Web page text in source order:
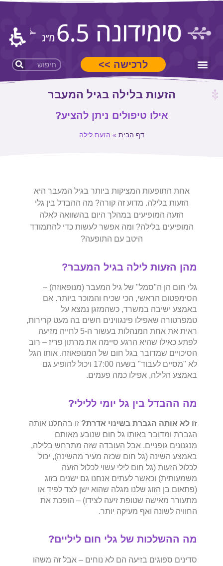
לרכישה >>
הזעות בלילה בגיל המעבר
אילו טיפולים ניתן להציע?
דף הבית » הזעת לילה
אחת התופעות המציקות ביותר בגיל המעבר היא
הזעות בלילה. מדוע זה קורה? מה ההבדל בין גלי
הזעה המופיעים במהלך היום בהשוואה לאלה
המופיעים בלילה? ומה אפשר לעשות כדי להתמודד
היטב עם התופעה?
מהן הזעות לילה בגיל המעבר?
גלי חום הן ה"סמל" של גיל המעבר (מנופאוזה) –
הסימפטום הראשי, הכי שכיח והמוכר ביותר. אם
באמצע ישיבה במשרד, כשהמזגן נמצא על
טמפרטורה שאפילו פינגווינים חשים בה מעט קרירות,
ראית את אחת המנהלות בעשור ה-5 לחייה מזיעה
לפתע כאילו שהיא הרגע סיימה את מרתון פריז – רוב
הסיכויים שמדובר בגל חום של המנופאוזה. אותו הגל
לא "מסיים לעבוד" בשעה 17:00 ויכול להופיע גם
באמצע הלילה, אפילו כמה פעמים.
מה ההבדל בין גל יומי ללילי?
זו לא אותה הגברת בשינוי אדרת? זו בהחלט אותה
הגברת ומדובר באותו גל חום שנובע מאותם
מנגנונים גופניים. אבל העובדה שזה מתרחש בלילה,
באמצע השינה (גל חום שכזה מעיר מהשינה), יכול
לכלול הזעות (גל חום לילי עשוי לכלול הזעה
משמעותית) וכאשר לעתים אנחנו גם ישנים בזוג
(פתאום בן הזוג שלנו מגלה שהוא ישן לצד לפיד או
מתעורר מאישה שטופת זיעה לצידו) – הופכת את
החוויה לשונה ואף מעיקה יותר.
מה ההשלכות של גלי חום ליליים?
סדינים ספוגים בזיעה הם לא נוחים – אבל זה משהו